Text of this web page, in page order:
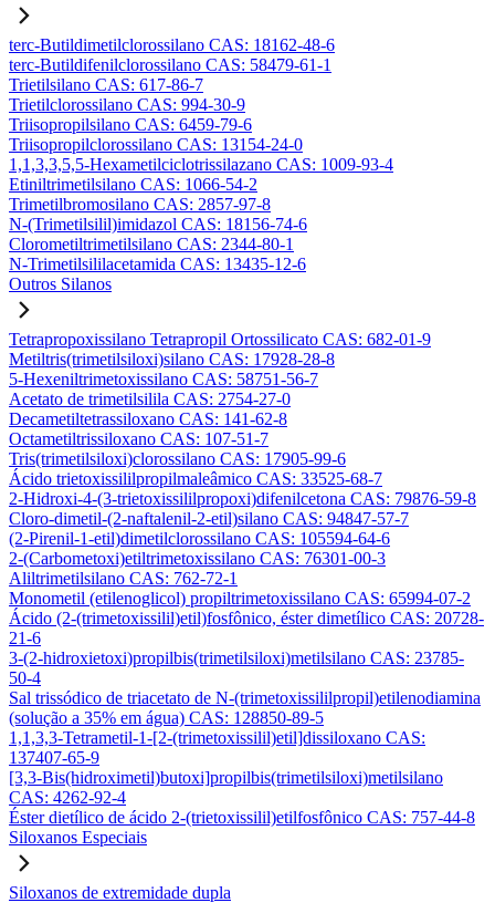
terc-Butildimetilclorossilano CAS: 18162-48-6
terc-Butildifenilclorossilano CAS: 58479-61-1
Trietilsilano CAS: 617-86-7
Trietilclorossilano CAS: 994-30-9
Triisopropilsilano CAS: 6459-79-6
Triisopropilclorossilano CAS: 13154-24-0
1,1,3,3,5,5-Hexametilciclotrissilazano CAS: 1009-93-4
Etiniltrimetilsilano CAS: 1066-54-2
Trimetilbromosilano CAS: 2857-97-8
N-(Trimetilsilil)imidazol CAS: 18156-74-6
Clorometiltrimetilsilano CAS: 2344-80-1
N-Trimetilsililacetamida CAS: 13435-12-6
Outros Silanos
Tetrapropoxissilano Tetrapropil Ortossilicato CAS: 682-01-9
Metiltris(trimetilsiloxi)silano CAS: 17928-28-8
5-Hexeniltrimetoxissilano CAS: 58751-56-7
Acetato de trimetilsilila CAS: 2754-27-0
Decametiltetrassiloxano CAS: 141-62-8
Octametiltrissiloxano CAS: 107-51-7
Tris(trimetilsiloxi)clorossilano CAS: 17905-99-6
Ácido trietoxissililpropilmaleâmico CAS: 33525-68-7
2-Hidroxi-4-(3-trietoxissililpropoxi)difenilcetona CAS: 79876-59-8
Cloro-dimetil-(2-naftalenil-2-etil)silano CAS: 94847-57-7
(2-Pirenil-1-etil)dimetilclorossilano CAS: 105594-64-6
2-(Carbometoxi)etiltrimetoxissilano CAS: 76301-00-3
Aliltrimetilsilano CAS: 762-72-1
Monometil (etilenoglicol) propiltrimetoxissilano CAS: 65994-07-2
Ácido (2-(trimetoxissilil)etil)fosfônico, éster dimetílico CAS: 20728-
21-6
3-(2-hidroxietoxi)propilbis(trimetilsiloxi)metilsilano CAS: 23785-
50-4
Sal trissódico de triacetato de N-(trimetoxissililpropil)etilenodiamina
(solução a 35% em água) CAS: 128850-89-5
1,1,3,3-Tetrametil-1-[2-(trimetoxissilil)etil]dissiloxano CAS:
137407-65-9
[3,3-Bis(hidroximetil)butoxi]propilbis(trimetilsiloxi)metilsilano
CAS: 4262-92-4
Éster dietílico de ácido 2-(trietoxissilil)etilfosfônico CAS: 757-44-8
Siloxanos Especiais
Siloxanos de extremidade dupla